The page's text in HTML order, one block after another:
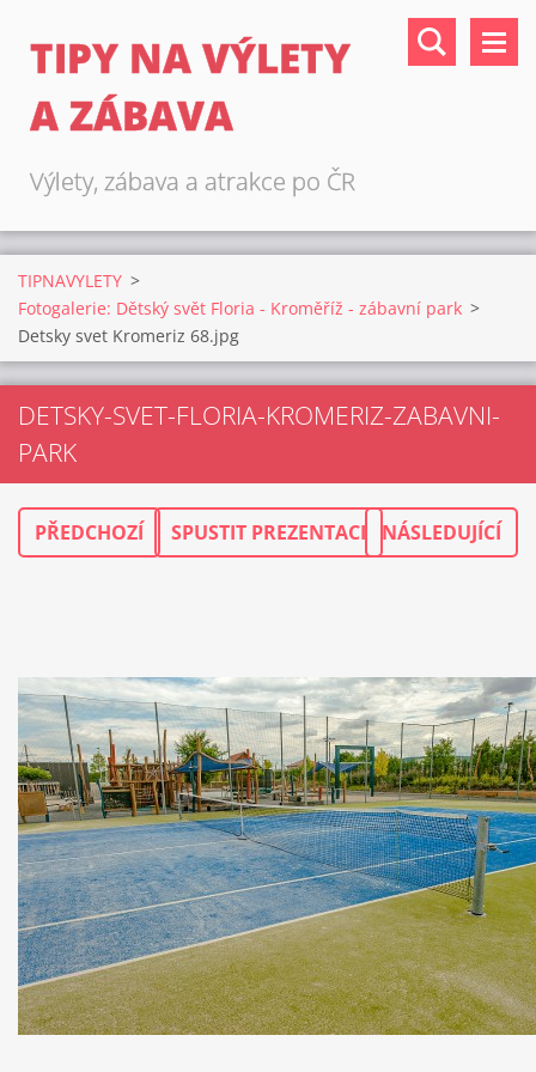
TIPY NA VÝLETY
A ZÁBAVA
Výlety, zábava a atrakce po ČR
TIPNAVYLETY >
Fotogalerie: Dětský svět Floria - Kroměříž - zábavní park >
Detsky svet Kromeriz 68.jpg
DETSKY-SVET-FLORIA-KROMERIZ-ZABAVNI-
PARK
PŘEDCHOZÍ SPUSTIT PREZENTACI NÁSLEDUJÍCÍ